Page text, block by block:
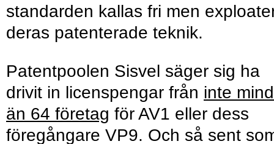
standarden kallas fri men
deras patenterade teknik.
Patentpoolen Sisvel säger sig ha
drivit in licenspengar från inte
än 64 företag för AV1 eller dess
föregångare VP9. Och så sent